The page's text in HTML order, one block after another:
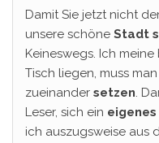
Damit Sie jetzt nicht
unsere schöne Stadt
Keineswegs. Ich
Tisch liegen, muss
zueinander setzen.
Leser, sich ein
ich auszugsweise aus